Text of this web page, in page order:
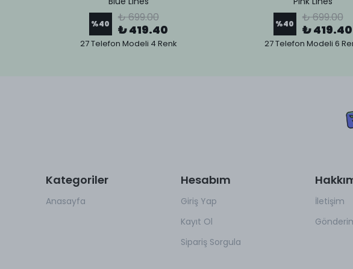
%40 ₺ 699.00
₺ 419.40
27 Telefon Modeli 4 Renk
%40 ₺ 699.00
₺ 419.40
27 Telefon Modeli 6
Kategoriler
Anasayfa
Hesabım
Giriş Yap
Kayıt Ol
Sipariş Sorgula
İletişim